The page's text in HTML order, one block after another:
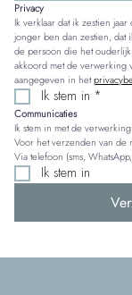
Privacy
Ik verklaar dat ik zestien
jonger ben dan zestien, dat
de persoon die het
akkoord met de verwerking
aangegeven in het
Ik stem in *
Communicaties
Ik stem in met de
Voor het verzenden van de
Via telefoon (sms,
Ik stem in